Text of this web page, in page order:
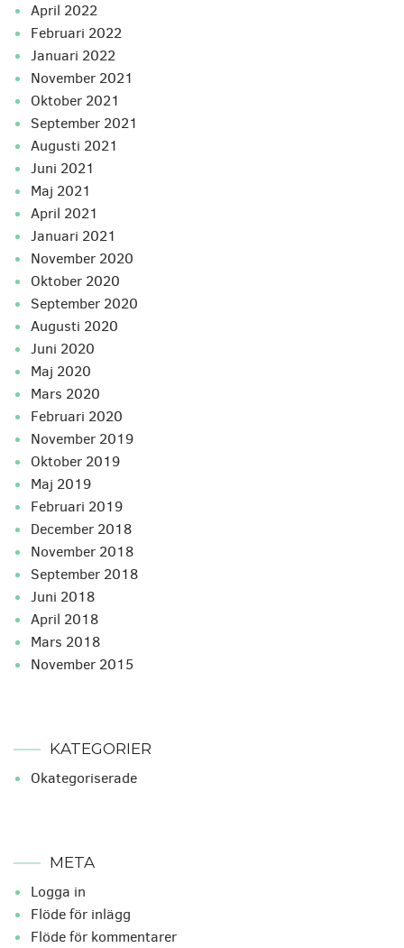
april 2022
februari 2022
januari 2022
november 2021
oktober 2021
september 2021
augusti 2021
juni 2021
maj 2021
april 2021
januari 2021
november 2020
oktober 2020
september 2020
augusti 2020
juni 2020
maj 2020
mars 2020
februari 2020
november 2019
oktober 2019
maj 2019
februari 2019
december 2018
november 2018
september 2018
juni 2018
april 2018
mars 2018
november 2015
KATEGORIER
Okategoriserade
META
Logga in
Flöde för inlägg
Flöde för kommentarer